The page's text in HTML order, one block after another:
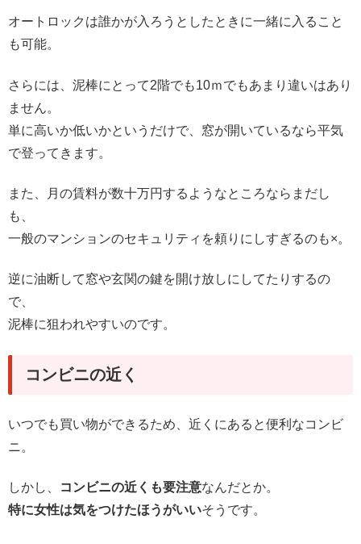
オートロックは誰かが入ろうとしたときに一緒に入ること
も可能。
さらには、泥棒にとって2階でも10ｍでもあまり違いはあり
ません。
単に高いか低いかというだけで、窓が開いているなら平気
で登ってきます。
また、月の賃料が数十万円するようなところならまだし
も、
一般のマンションのセキュリティを頼りにしすぎるのも×。
逆に油断して窓や玄関の鍵を開け放しにしてたりするの
で、
泥棒に狙われやすいのです。
コンビニの近く
いつでも買い物ができるため、近くにあると便利なコンビ
ニ。
しかし、 コンビニの近くも要注意なんだとか。
特に女性は気をつけたほうがいいそうです。